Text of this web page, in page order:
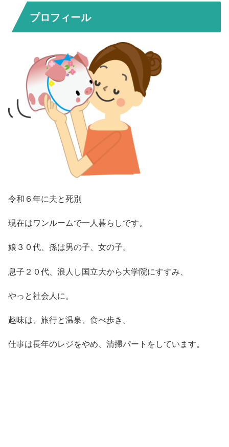
プロフィール
令和６年に夫と死別
現在はワンルームで一人暮らしです。
娘３０代、孫は男の子、女の子。
息子２０代、浪人し国立大から大学院にすすみ、
やっと社会人に。
趣味は、旅行と温泉、食べ歩き。
仕事は長年のレジをやめ、清掃パートをしています。